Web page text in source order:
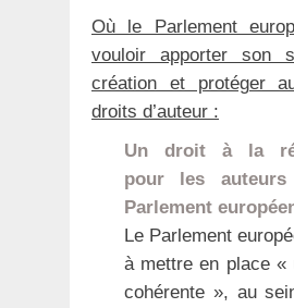
Où le Parlement
vouloir apporter son
création et protéger
droits d’auteur :
Un droit à la
pour les
Parlement
Le Parlement
à mettre en place «
cohérente », au